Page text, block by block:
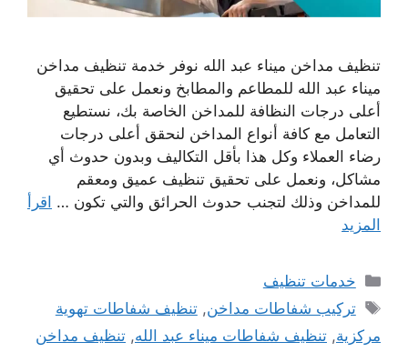
تنظيف مداخن ميناء عبد الله نوفر خدمة تنظيف مداخن
ميناء عبد الله للمطاعم والمطابخ ونعمل على تحقيق
أعلى درجات النظافة للمداخن الخاصة بك، نستطيع
التعامل مع كافة أنواع المداخن لنحقق أعلى درجات
رضاء العملاء وكل هذا بأقل التكاليف وبدون حدوث أي
مشاكل، ونعمل على تحقيق تنظيف عميق ومعقم
للمداخن وذلك لتجنب حدوث الحرائق والتي تكون … اقرأ
المزيد
التصنيفات
خدمات تنظيف
الوسوم
تركيب شفاطات مداخن,تنظيف شفاطات تهوية
مركزية, تنظيف شفاطات ميناء عبد الله, تنظيف مداخن